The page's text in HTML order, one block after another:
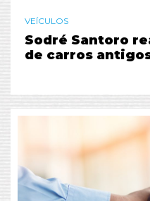
VEÍCULOS
Sodré Santoro
de carros